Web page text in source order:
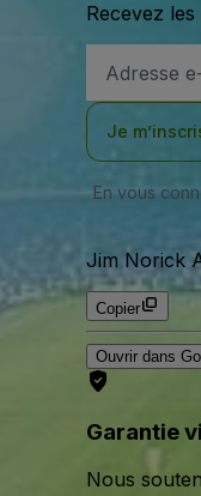
Recevez
e-
Je
En vous
Jim Norick
Copier
Ouvrir dans
Garantie
Nous